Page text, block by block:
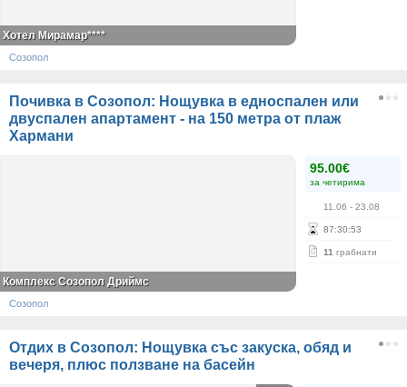
Хотел Мирамар****
Созопол
Почивка в Созопол: Нощувка в едноспален или
двуспален апартамент - на 150 метра от плаж
Хармани
95.00€
за четирима
11.06 - 23.08
87:30:52
11 грабнати
Комплекс Созопол Дриймс
Созопол
Отдих в Созопол: Нощувка със закуска, обяд и
вечеря, плюс ползване на басейн